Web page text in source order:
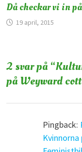
Då checkar vi in
19 april, 2015
2 svar på “
på Weyward
Pingback: